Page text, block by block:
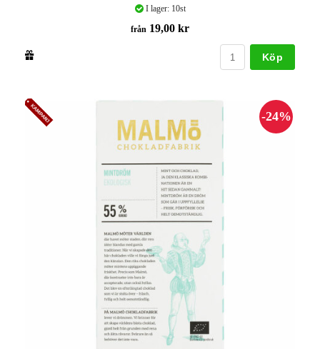
I lager: 10st
från 19,00 kr
Köp